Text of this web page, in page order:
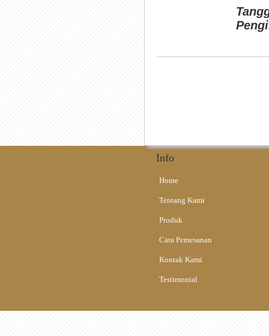
Info
Home
Tentang Kami
Produk
Cara Pemesanan
Kontak Kami
Testimonial